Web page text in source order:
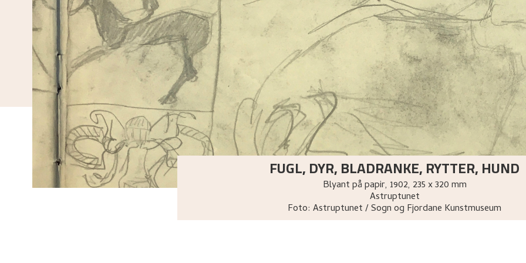
FUGL, DYR, BLADRANKE, RYTTER, HUND
Blyant på papir, 1902, 235 x 320 mm
Astruptunet
Foto: Astruptunet / Sogn og Fjordane Kunstmuseum